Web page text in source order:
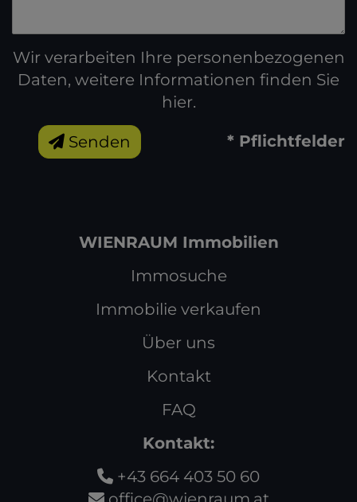
Wir verarbeiten Ihre personenbezogenen
Daten, weitere Informationen finden Sie
hier.
Senden * Pflichtfelder
WIENRAUM Immobilien
Immosuche
Immobilie verkaufen
Über uns
Kontakt
FAQ
Kontakt:
+43 664 403 50 60